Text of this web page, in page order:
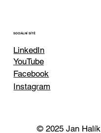
SOCIÁLNÍ SÍTĚ
LinkedIn
Facebook
YouTube
Instagram
© 2025 Jan Halík